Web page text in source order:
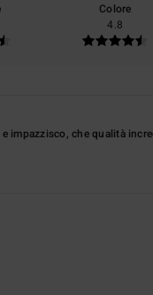
Colore
4.8
impazzisco, che qualità